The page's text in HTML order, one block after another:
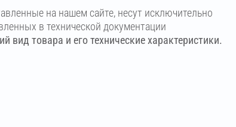
на нашем сайте, несут исключительно
в технической документации
вид товара и его технические характеристики.